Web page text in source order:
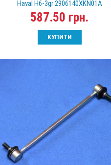
Haval H6-3gr 2906140XKN01A
587.50 грн.
КУПИТИ